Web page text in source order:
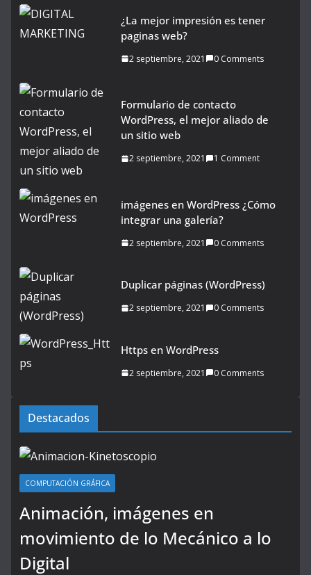
¿La mejor impresión es tener
paginas web?
2 septiembre, 2021 0 Comments
Formulario de contacto
WordPress, el mejor aliado de
un sitio web
2 septiembre, 2021 1 Comment
imágenes en WordPress ¿Cómo
integrar una galería?
2 septiembre, 2021 0 Comments
Duplicar páginas (WordPress)
2 septiembre, 2021 0 Comments
Https en WordPress
2 septiembre, 2021 0 Comments
Destacados
COMPUTACIÓN GRÁFICA
Animación, imágenes en
movimiento de lo Mecánico a lo
Digital